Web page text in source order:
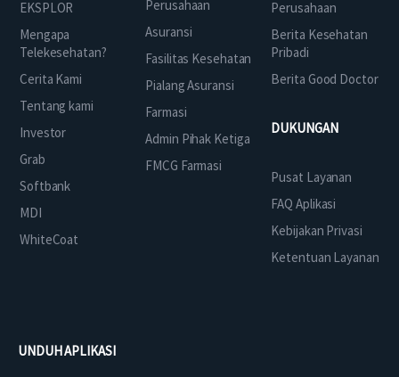
EKSPLOR
Mengapa
Telekesehatan?
Cerita Kami
Tentang kami
Investor
Grab
Softbank
MDI
WhiteCoat
Perusahaan
Asuransi
Fasilitas Kesehatan
Pialang Asuransi
Farmasi
Admin Pihak Ketiga
FMCG Farmasi
Perusahaan
Berita Kesehatan
Pribadi
Berita Good Doctor
DUKUNGAN
Pusat Layanan
FAQ Aplikasi
Kebijakan Privasi
Ketentuan Layanan
UNDUH APLIKASI